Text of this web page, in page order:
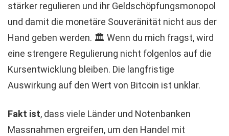
stärker regulieren und ihr Geldschöpfungsmonopol
und damit die monetäre Souveränität nicht aus der
Hand geben werden. 🏛️ Wenn du mich fragst, wird
eine strengere Regulierung nicht folgenlos auf die
Kursentwicklung bleiben. Die langfristige
Auswirkung auf den Wert von Bitcoin ist unklar.
Fakt ist, dass viele Länder und Notenbanken
Massnahmen ergreifen, um den Handel mit